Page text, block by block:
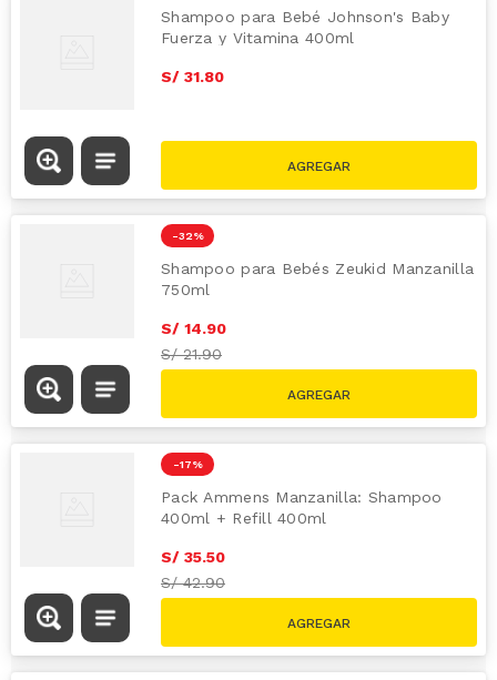
Shampoo para Bebé Johnson's Baby
Fuerza y Vitamina 400ml
S/ 31.80
-32 %
Shampoo para Bebés Zeukid Manzanilla
750ml
S/ 14.90
S/21.90
-17 %
Pack Ammens Manzanilla: Shampoo
400ml + Refill 400ml
S/ 35.50
S/42.90